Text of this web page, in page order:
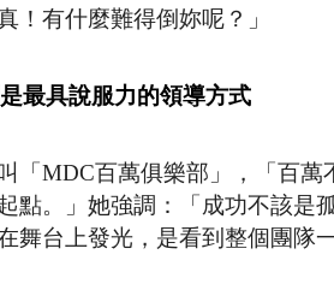
！有什麼難得倒妳呢？」
最具說服力的領導方式
「MDC百萬俱樂部」，「百
點。」她強調：「成功不該是
舞台上發光，是看到整個團隊